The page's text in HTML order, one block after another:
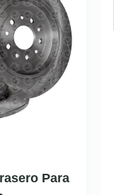
Para